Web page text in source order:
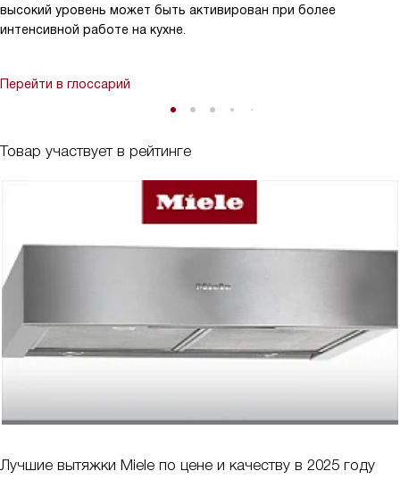
Товар участвует в рейтинге
Лучшие вытяжки Miele по цене и качеству в 2025 году
высокий уровень может быть активирован при более
интенсивной работе на кухне.
Перейти в глоссарий